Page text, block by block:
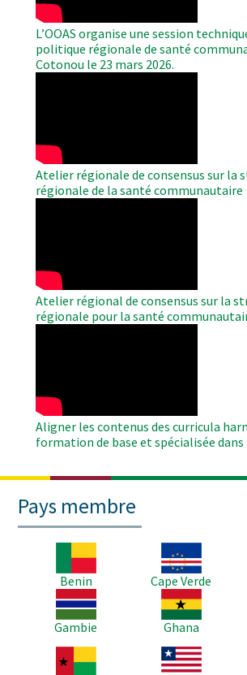
L’OOAS organise une session
politique régionale de santé
Cotonou le 23 mars 2026.
Atelier régionale de consensus sur la
régionale de la santé communautaire
Atelier régional de consensus sur la
régionale pour la santé
Aligner les contenus des curricula
formation de base et spécialisée dans
Pays membre
Benin
Image
Cape Verde
Image
Gambie
Image
Ghana
Image
Image